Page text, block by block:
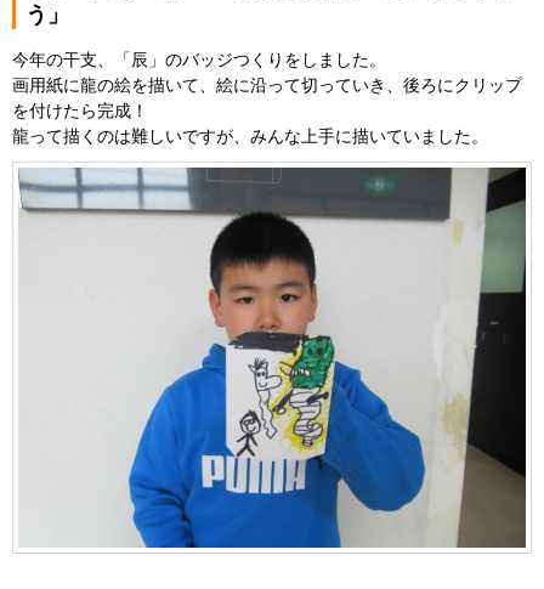
う」
今年の干支、「辰」のバッジつくりをしました。
画用紙に龍の絵を描いて、絵に沿って切っていき、後ろにクリップ
を付けたら完成！
龍って描くのは難しいですが、みんな上手に描いていました。